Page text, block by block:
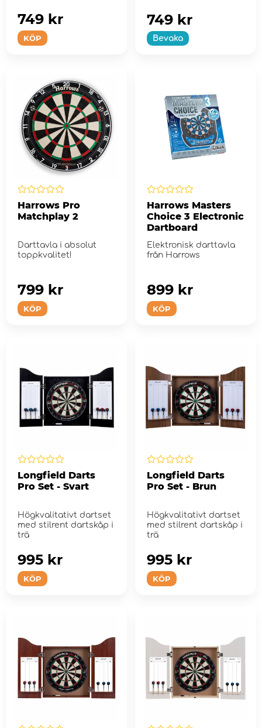
KÖP
749 kr
Bevaka
749 kr
Harrows Pro
Matchplay 2
Darttavla i absolut
toppkvalitet!
KÖP
799 kr
Harrows Masters
Choice 3 Electronic
Dartboard
Elektronisk darttavla
från Harrows
KÖP
899 kr
Longfield Darts
Pro Set - Svart
Högkvalitativt dartset
med stilrent dartskåp i
trä
KÖP
995 kr
Longfield Darts
Pro Set - Brun
Högkvalitativt dartset
med stilrent dartskåp i
trä
KÖP
995 kr